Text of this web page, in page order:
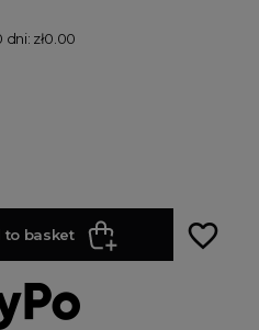
zł0.00
to basket favorite_border